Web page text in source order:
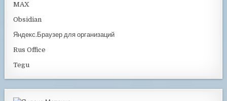
MAX
Obsidian
Яндекс.Браузер для организаций
Rus Office
Tegu